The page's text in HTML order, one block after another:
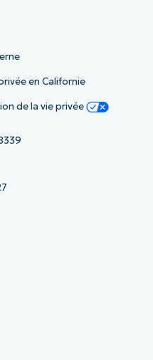
en Californie
de la vie privée